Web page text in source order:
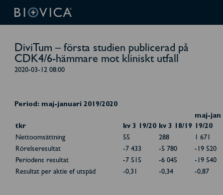
DiviTum – första studien publicerad på
CDK4/6-hämmare mot kliniskt utfall
2020-03-12 08:00
Period: maj-januari 2019/2020
tkr kv 3 19/20 kv 3 18/19
maj-jan
19/20
Nettoomsättning
55 288
1 671
Rörelseresultat
-7 433 -5 780
-19 520
Periodens resultat
-7 515 -6 045
-19 540
Resultat per aktie ef utspäd
-0,31 -0,34 -0,87